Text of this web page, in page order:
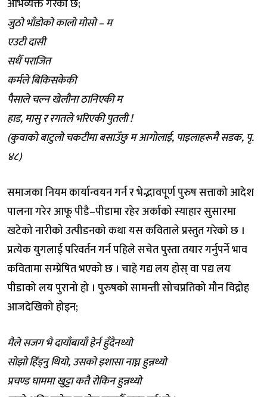
अभिव्यक्त गरेको छ;
जुठो भाँडोको कालो मोसो – म
एउटी दासी
सधैँ पराजित
कर्मले बिकिसकेकी
पैसाले चल्न खेलौना ठानिएकी म
हाड, मासु र रगतले भरिएकी पुतली !
(कुवाको बाटुलो चकटीमा बसाउँछु म आगोलाई, पाइलाहरूमै सडक, पृ.
४८)
समाजका नियम कार्यान्वयन गर्न र भेद्भावपूर्ण पुरुष सत्ताको आदेश
पालना गरेर आफू पीडै–पीडामा रहेर अर्काको स्याहार सुसारमा
खटेको नारीको उत्पीडनको कथा यस कविताले प्रस्तुत गरेको छ ।
प्रत्येक युगलाई परिवर्तन गर्न पहिले सचेत पुस्ता तयार गर्नुपर्ने भाव
कवितामा सम्प्रेषित भएको छ । चाहे गद्य लय होस् वा पद्य लय
पीडाको लय पुरानो हो । पुरुषको सामन्ती सोचप्रतिको मौन विद्रोह
आजदेखिको होइन;
मैले सजग भै दायाँबायाँ हेर्न हुँदैनथ्यो
सोझो हिँड्नु थियो, उसको इशासा नाघ्न हुन्नथ्यो
प्रचण्ड घाममा खुट्टा कतै रोकिन हुन्नथ्यो